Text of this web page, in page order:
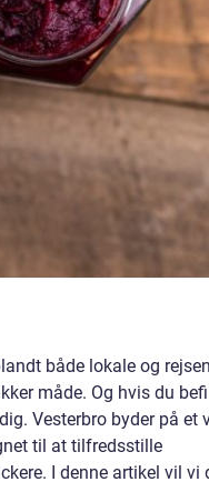
både lokale og
måde. Og hvis du
Vesterbro byder på
til at tilfredsstille
I denne artikel vil vi